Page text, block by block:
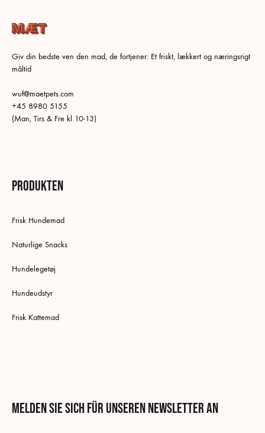
Giv din bedste ven den mad, de fortjener: Et friskt, lækkert og næringsrigt
måltid
wuf@maetpets.com
+45 8980 5155
(Man, Tirs & Fre kl 10-13)
Produkten
Frisk Hundemad
Naturlige Snacks
Hundelegetøj
Hundeudstyr
Frisk Kattemad
Melden Sie sich für unseren Newsletter an
Deutsch